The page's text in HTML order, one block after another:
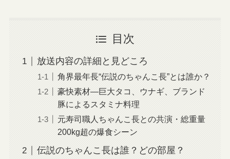
目次
放送内容の詳細と見どころ
角界最年長“伝説のちゃんこ長”とは誰か？
豪快素材—巨大タコ、ウナギ、ブランド
豚によるスタミナ料理
元寿司職人ちゃんこ長との共演・総重量
200kg超の爆食シーン
伝説のちゃんこ長は誰？どの部屋？